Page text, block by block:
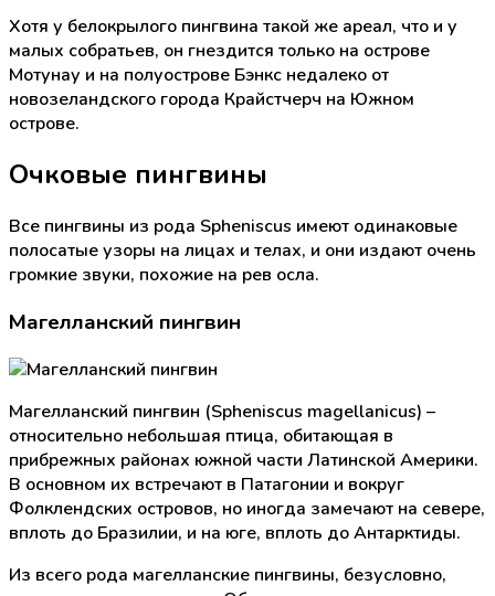
Хотя у белокрылого пингвина такой же ареал, что и у
малых собратьев, он гнездится только на острове
Мотунау и на полуострове Бэнкс недалеко от
новозеландского города Крайстчерч на Южном
острове.
Очковые пингвины
Все пингвины из рода Spheniscus имеют одинаковые
полосатые узоры на лицах и телах, и они издают очень
громкие звуки, похожие на рев осла.
Магелланский пингвин
Магелланский пингвин (Spheniscus magellanicus) –
относительно небольшая птица, обитающая в
прибрежных районах южной части Латинской Америки.
В основном их встречают в Патагонии и вокруг
Фолклендских островов, но иногда замечают на севере,
вплоть до Бразилии, и на юге, вплоть до Антарктиды.
Из всего рода магелланские пингвины, безусловно,